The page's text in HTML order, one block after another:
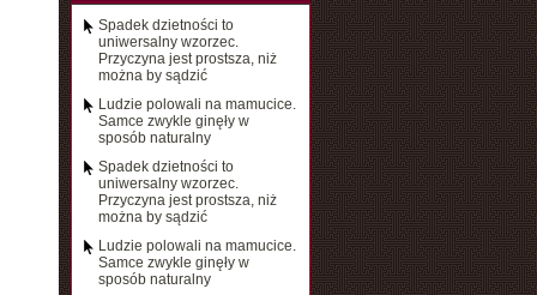
Spadek dzietności to
uniwersalny wzorzec.
Przyczyna jest prostsza, niż
można by sądzić
Ludzie polowali na mamucice.
Samce zwykle ginęły w
sposób naturalny
Spadek dzietności to
uniwersalny wzorzec.
Przyczyna jest prostsza, niż
można by sądzić
Ludzie polowali na mamucice.
Samce zwykle ginęły w
sposób naturalny